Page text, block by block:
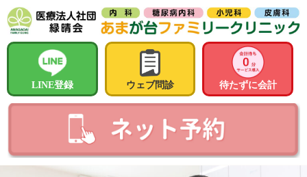
LINE登録 ウェブ問診 待たずに会計